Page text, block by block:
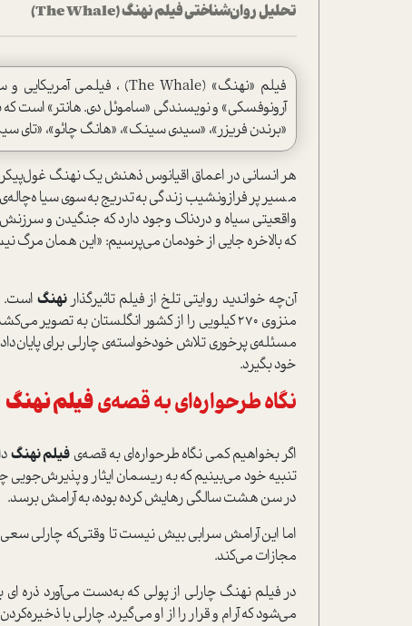
تحلیل روان‌شناختی فیلم نهنگ (The Whale)
آرونوفسکی» و نویسندگی «ساموئل دی. هانتر» است
«برندن فریزر»، «سیدی سینک»، «هانگ چائو»، «تای
هر انسانی در اعماق اقیانوس ذهنش یک نهنگ غول‌پیکر
مسیر پر‌فراز‌و‌نشیب زندگی به‌تدریج به‌سوی
واقعیتی سیاه و دردناک وجود دارد که جنگیدن و
که بالاخره جایی از خودمان می‌پرسیم: «این همان مرگ
آن‌چه خواندید روایتی تلخ از فیلم تاثیر‌گذارنهنگ ا‌ست.
منزوی 270 کیلویی را از کشور انگلستان به تصویر می‌کشد که در ظاهر به
مسئله‌ی پرخوری تلاش خود‌خوا‌سته‌ی چارلی برای
خود بگیرد.
نگاه طرحواره‌ای به قصه‌یفیلم نهنگ
اگر بخواهیم کمی نگاه طرحواره‌ای به قصه‌ی فیلم نهنگ
تنبیه خود می‌بینیم که به ریسمان ایثار و
در سن هشت سالگی رهایش کرده بوده، به آرامش برسد.
اما این آرامش سرابی بیش نیست تا وقتی‌که چارلی سعی
مجازات می‌کند.
در فیلم نهنگ چارلی از پولی که به‌دست می‌آورد ذره
می‌شود که آرام و قرار را از او می‌گیرد. چارلی با